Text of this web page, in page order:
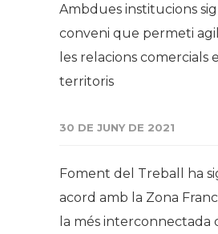
Ambdues institucions
conveni que permeti
les relacions comercials
territoris
30 DE JUNY DE 2021
Foment del Treball ha
acord amb la Zona
la més interconnectada